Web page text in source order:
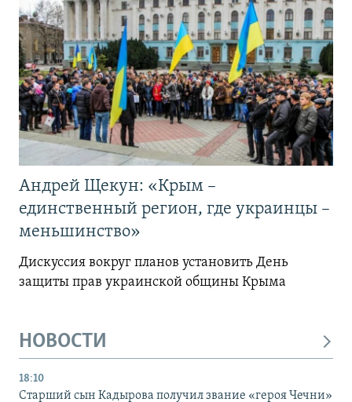
Андрей Щекун: «Крым –
единственный регион, где украинцы –
меньшинство»
Дискуссия вокруг планов установить День
защиты прав украинской общины Крыма
НОВОСТИ
18:10
Старший сын Кадырова получил звание «героя Чечни»